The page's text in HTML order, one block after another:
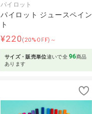
パイロット
パイロット ジュースペイン
ト
¥220(20%OFF)～
サイズ・販売単位違いで全 96商品
あります